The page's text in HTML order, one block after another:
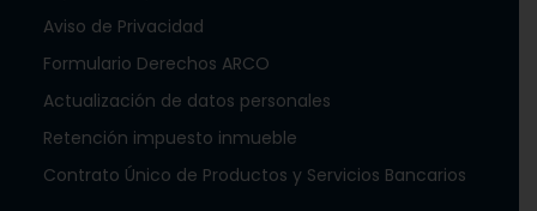
Aviso de Privacidad
Formulario Derechos ARCO
Actualización de datos personales
Retención impuesto inmueble
Contrato Único de Productos y Servicios Bancarios